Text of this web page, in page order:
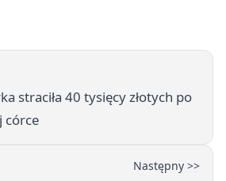
straciła 40 tysięcy złotych po
córce
Następny >>